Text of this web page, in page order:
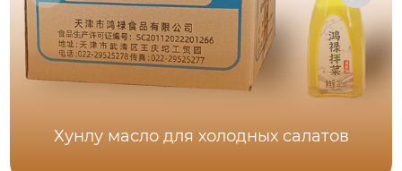
Хунлу масло для холодных салатов